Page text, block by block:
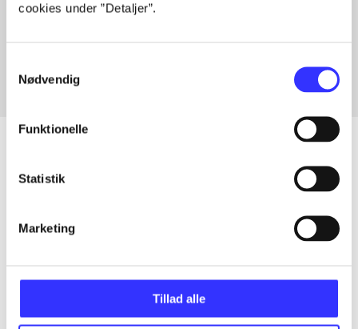
cookies under ”Detaljer”.
Nødvendig
Funktionelle
Statistik
Marketing
Tillad alle
Artikler med samme emner
...